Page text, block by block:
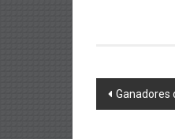
Ganadores